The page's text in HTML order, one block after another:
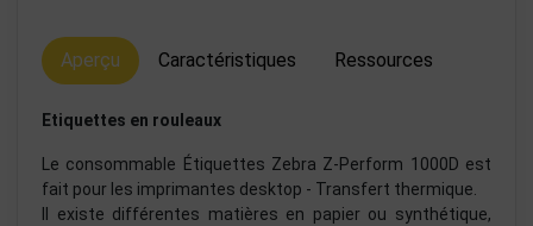
Aperçu Caractéristiques Ressources
Etiquettes en rouleaux
Le consommable Étiquettes Zebra Z-Perform 1000D est
fait pour les imprimantes desktop - Transfert thermique.
Il existe différentes matières en papier ou synthétique,